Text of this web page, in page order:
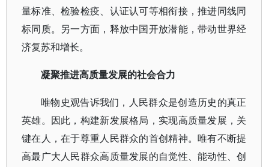
量标准、检验检疫、认证认可等相衔接，推进同线同
标同质。另一方面，释放中国开放潜能，带动世界经
济复苏和增长。
凝聚推进高质量发展的社会合力
唯物史观告诉我们，人民群众是创造历史的真正
英雄。因此，构建新发展格局，实现高质量发展，关
键在人，在于尊重人民群众的首创精神。唯有不断提
高最广大人民群众高质量发展的自觉性、能动性、创